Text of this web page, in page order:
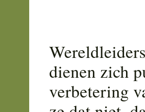
dienen zich
verbetering